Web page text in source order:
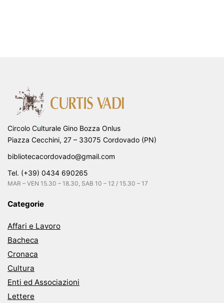
Circolo Culturale Gino Bozza Onlus
Piazza Cecchini, 27 – 33075 Cordovado (PN)
bibliotecacordovado@gmail.com
Tel. (+39) 0434 690265
MAR – VEN 15.30 – 18.30, SAB 10 – 12 / 15.30 – 17
Categorie
Affari e Lavoro
Bacheca
Cronaca
Cultura
Enti ed Associazioni
Lettere